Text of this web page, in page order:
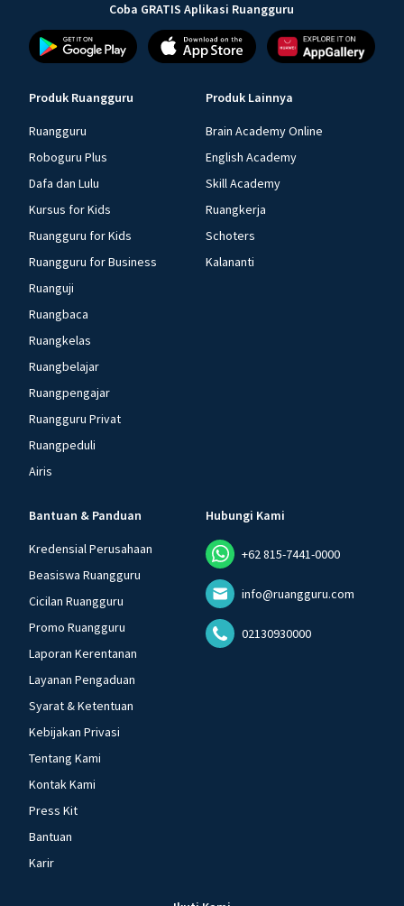
Coba GRATIS Aplikasi Ruangguru
Produk Ruangguru
Ruangguru
Roboguru Plus
Dafa dan Lulu
Kursus for Kids
Ruangguru for Kids
Ruangguru for Business
Ruanguji
Ruangbaca
Ruangkelas
Ruangbelajar
Ruangpengajar
Ruangguru Privat
Ruangpeduli
Airis
Produk Lainnya
Brain Academy Online
English Academy
Skill Academy
Ruangkerja
Schoters
Kalananti
Bantuan & Panduan
Kredensial Perusahaan
Beasiswa Ruangguru
Cicilan Ruangguru
Promo Ruangguru
Laporan Kerentanan
Layanan Pengaduan
Syarat & Ketentuan
Kebijakan Privasi
Tentang Kami
Kontak Kami
Press Kit
Bantuan
Karir
Hubungi Kami
+62 815-7441-0000
info@ruangguru.com
02130930000